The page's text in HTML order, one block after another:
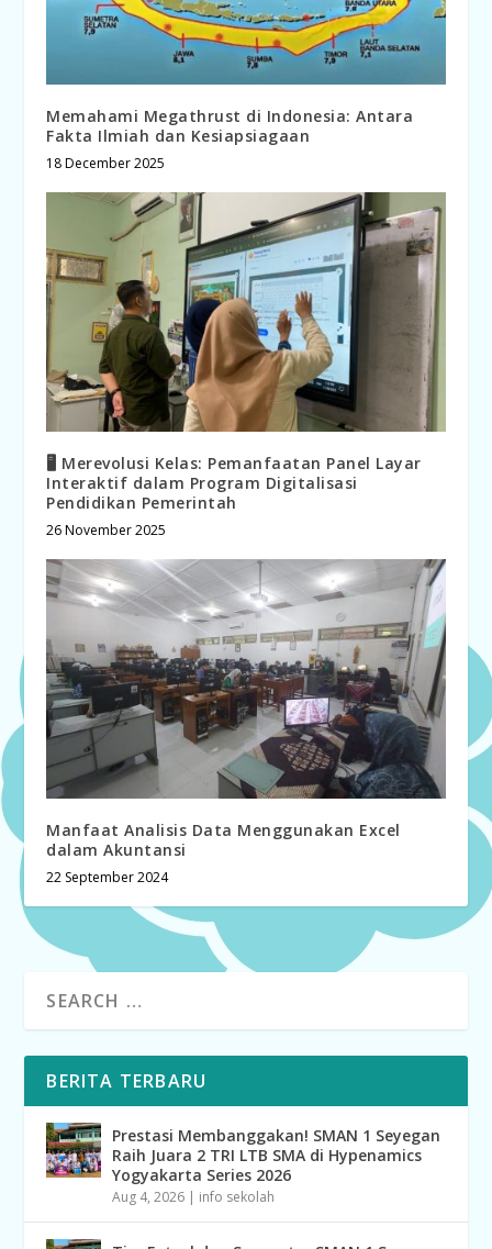
Memahami Megathrust di Indonesia: Antara
Fakta Ilmiah dan Kesiapsiagaan
18 December 2025
🖥️ Merevolusi Kelas: Pemanfaatan Panel Layar
Interaktif dalam Program Digitalisasi
Pendidikan Pemerintah
26 November 2025
Manfaat Analisis Data Menggunakan Excel
dalam Akuntansi
22 September 2024
BERITA TERBARU
Prestasi Membanggakan! SMAN 1 Seyegan
Raih Juara 2 TRI LTB SMA di Hypenamics
Yogyakarta Series 2026
Aug 4, 2026 | info sekolah